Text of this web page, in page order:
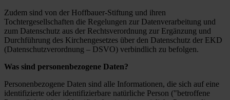
Zudem sind von der Hoffbauer-Stiftung und ihren
Tochtergesellschaften die Regelungen zur Datenverarbeitung und
zum Datenschutz aus der Rechtsverordnung zur Ergänzung und
Durchführung des Kirchengesetzes über den Datenschutz der EKD
(Datenschutzverordnung – DSVO) verbindlich zu befolgen.
Was sind personenbezogene Daten?
Personenbezogene Daten sind alle Informationen, die sich auf eine
identifizierte oder identifizierbare natürliche Person ("betroffene